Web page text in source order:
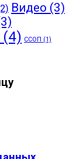
Видео (3)
(4) ССОП (1)